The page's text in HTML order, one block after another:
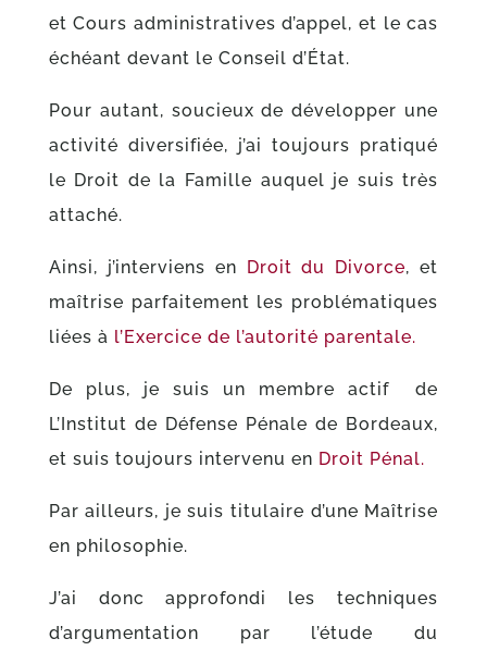
et Cours administratives d’appel, et le cas
échéant devant le Conseil d’État.
Pour autant, soucieux de développer une
activité diversifiée, j’ai toujours pratiqué
le Droit de la Famille auquel je suis très
attaché.
Ainsi, j’interviens en Droit du Divorce, et
maîtrise parfaitement les problématiques
liées à l’Exercice de l’autorité parentale.
De plus, je suis un membre actif de
L’Institut de Défense Pénale de Bordeaux,
et suis toujours intervenu en Droit Pénal.
Par ailleurs, je suis titulaire d’une Maîtrise
en philosophie.
J’ai donc approfondi les techniques
d’argumentation par l’étude du